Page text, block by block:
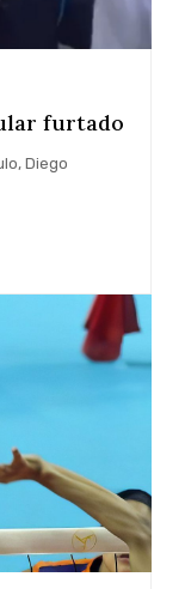
furtado
Diego